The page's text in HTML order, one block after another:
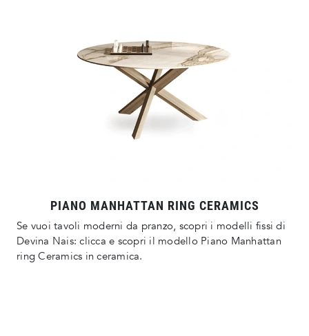
PIANO MANHATTAN RING CERAMICS
Se vuoi tavoli moderni da pranzo, scopri i modelli fissi di
Devina Nais: clicca e scopri il modello Piano Manhattan
ring Ceramics in ceramica.